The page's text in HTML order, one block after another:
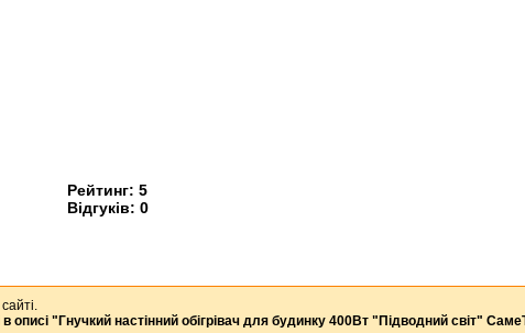
Рейтинг: 5
Відгуків: 0
описі "Гнучкий настінний обігрівач для будинку 400Вт "Підводний світ"